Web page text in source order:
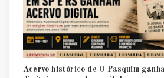
Acervo histórico de O Pasquim